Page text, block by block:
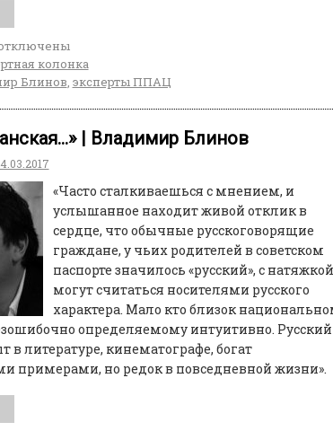
колонка
Блинов, эксперты ППАЦ
| Владимир Блинов
«Часто сталкиваешься с мнением, и
услышанное находит живой отклик в
сердце, что обычные русскоговорящие
граждане, у чьих родителей в советском
паспорте значилось «русский», с натяжкой
могут считаться носителями русского
характера. Мало кто близок
определяемому интуитивно. Русский
в литературе, кинематографе, богат
примерами, но редок в повседневной жизни».